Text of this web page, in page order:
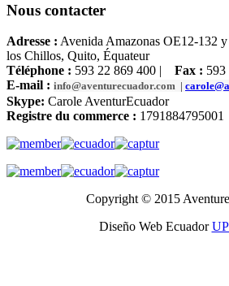
Nous contacter
Adresse : Avenida Amazonas OE12-132
los Chillos, Quito, Équateur
Téléphone : 593 22 869 400 | Fax : 593
E-mail : info@aventurecuador.com |
Skype: Carole AventurEcuador
Registre du commerce : 1791884795001
Copyright © 2015
Diseño Web Ecuador